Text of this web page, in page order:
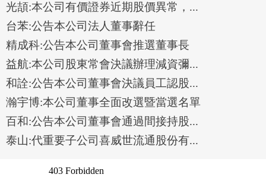
光頡:本公司有價證券近期股價異常，...
台苯:公告本公司法人董事辭任
精成科:公告本公司董事會推選董事長
益航:本公司股東常會決議辦理減資彌...
和詮:公告本公司董事會決議員工認股...
瀚宇博:本公司董事全面改選暨當選名單
百和:公告本公司董事會通過間接持股...
泰山:代重要子公司喜威世流通股份有...